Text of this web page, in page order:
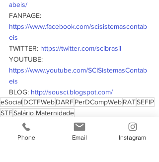
abeis/
https://www.facebook.com/scisistemascontab
eis
TWITTER: https://twitter.com/scibrasil
https://www.youtube.com/SCISistemasContab
eis
BLOG: http://sousci.blogspot.com/
eSocial DCTFWebDARFPerDCompWebRATSEFIP
STFSalário Maternidade
Notícias
Phone Email Instagram